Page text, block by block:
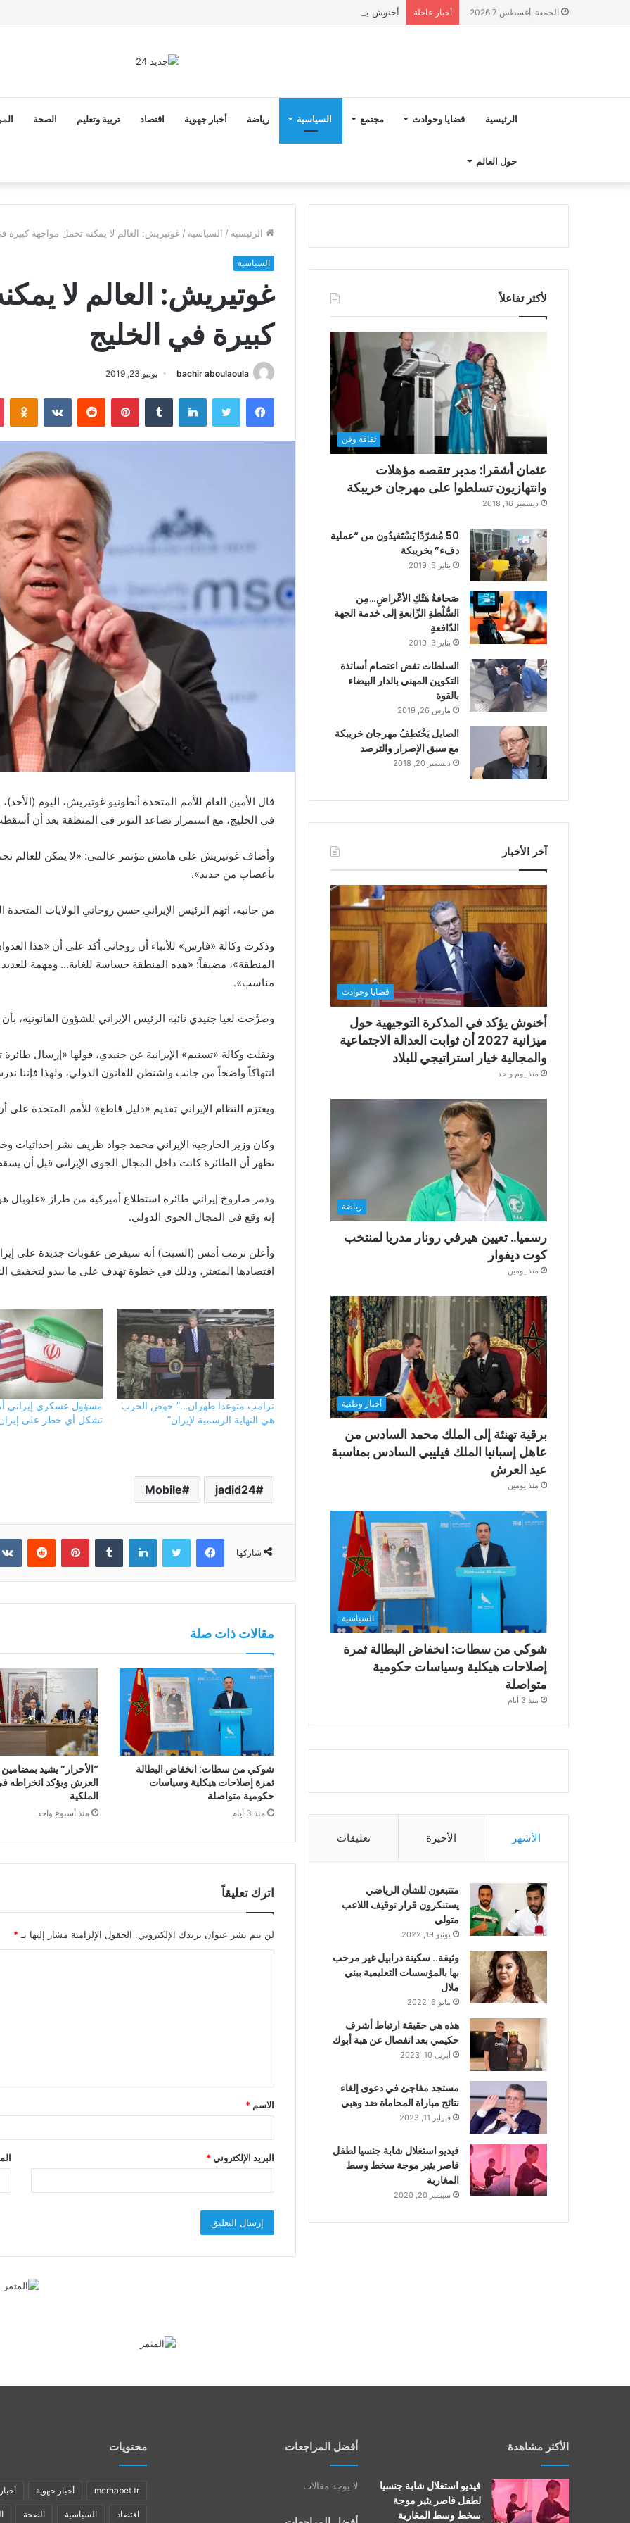
الجمعة, أغسطس 7 2026 أخبار عاجلة أخنوش يؤكد في المذكرة التوجيهية حول ميزانية 2027 أن ثوابت العدالة الاجتماعية والمجالية خيار استراتيجي للبلاد
الرئيسية قضايا وحوادث مجتمع السياسية رياضة أخبار جهوية اقتصاد تربية وتعليم الصحة
حول العالم
الرئيسية / السياسية / غوتيريش: العالم لا يمكنه تحمل مواجهة كبيرة
السياسية
غوتيريش: العالم لا
كبيرة في الخليج
bachir aboulaoula يونيو 23, 2019
فيسبوك تويتر لينكدإن بينتيريست
قال الأمين العام للأمم المتحدة أنطونيو غوتيريش، اليوم
في الخليج، مع استمرار تصاعد التوتر في المنطقة بعد أن
وأضاف غوتيريش على هامش مؤتمر عالمي: «لا يمكن للعالم
بأعصاب من حديد».
من جانبه، اتهم الرئيس الإيراني حسن روحاني الولايات المتحدة
وذكرت وكالة «فارس» للأنباء أن روحاني أكد على أن «هذا
المنطقة»، مضيفاً: «هذه المنطقة حساسة للغاية… ومهمة للعديد
مناسب».
وصرَّحت لعيا جنيدي نائبة الرئيس الإيراني للشؤون القانونية،
ونقلت وكالة «تسنيم» الإيرانية عن جنيدي، قولها «إرسال
انتهاكاً واضحاً من جانب واشنطن للقانون الدولي، ولهذا فإننا
ويعتزم النظام الإيراني تقديم «دليل قاطع» للأمم المتحدة
وكان وزير الخارجية الإيراني محمد جواد ظريف نشر إحداثيات
تظهر أن الطائرة كانت داخل المجال الجوي الإيراني قبل أن
ودمر صاروخ إيراني طائرة استطلاع أميركية من طراز
إنه وقع في المجال الجوي الدولي.
وأعلن ترمب أمس (السبت) أنه سيفرض عقوبات جديدة على
اقتصادها المتعثر، وذلك في خطوة تهدف على ما يبدو لتخفيف
ترامب متوعدا طهران…” خوض الحرب
هي النهاية الرسمية لإيران”
مسؤول عسكري إيراني
تشكل أي خطر على
jadid24
Mobile
شاركها
فيسبوك تويتر لينكدإن بينتيريست
مقالات ذات صلة
شوكي من سطات: انخفاض البطالة
ثمرة إصلاحات هيكلية وسياسات
حكومية متواصلة
منذ 3 أيام
“الأحرار” يشيد
العرش ويؤكد انخراطه
الملكية
منذ أسبوع واحد
اترك تعليقاً
لن يتم نشر عنوان بريدك الإلكتروني. الحقول الإلزامية مشار إليها بـ*
ق
*
الاسم *
البريد الإلكتروني*
لأكثر تفاعلاً
ثقافة وفن
عثمان أشقرا: مدير تنقصه مؤهلات
وانتهازيون تسلطوا على مهرجان خريبكة
ديسمبر 16, 2018
50 مُشرّدًا يَسْتَفيدُون من “عملية
دفء” بخريبكة
يناير 5, 2019
صَحافةُ هَتْكِ الأعْراضِ…مِن
السُّلْطةِ الرِّابعةِ إلى خدمة الجهة
الدّافعةِ
يناير 3, 2019
السلطات تفض اعتصام أساتذة
التكوين المهني بالدار البيضاء
بالقوة
مارس 26, 2019
الصايل يَخْتَطِفُ مهرجان خريبكة
مع سبق الإصرار والترصد
ديسمبر 20, 2018
آخر الأخبار
قضايا وحوادث
أخنوش يؤكد في المذكرة التوجيهية حول
ميزانية 2027 أن ثوابت العدالة الاجتماعية
والمجالية خيار استراتيجي للبلاد
منذ يوم واحد
رياضة
رسميا.. تعيين هيرفي رونار مدربا لمنتخب
كوت ديفوار
منذ يومين
أخبار وطنية
برقية تهنئة إلى الملك محمد السادس من
عاهل إسبانيا الملك فيليبي السادس بمناسبة
عيد العرش
منذ يومين
السياسية
شوكي من سطات: انخفاض البطالة ثمرة
إصلاحات هيكلية وسياسات حكومية
متواصلة
منذ 3 أيام
الأشهر الأخيرة تعليقات
متتبعون للشأن الرياضي
يستنكرون قرار توقيف اللاعب
متولي
يونيو 19, 2022
وثيقة.. سكينة درابيل غير مرحب
بها بالمؤسسات التعليمية ببني
ملال
مايو 6, 2022
هذه هي حقيقة ارتباط أشرف
حكيمي بعد انفصال عن هبة أبوك
أبريل 10, 2023
مستجد مفاجئ في دعوى إلغاء
نتائج مباراة المحاماة ضد وهبي
فبراير 11, 2023
فيديو استغلال شابة جنسيا لطفل
قاصر يثير موجة سخط وسط
المغاربة
سبتمبر 20, 2020
الأكثر مشاهدة
فيديو استغلال شابة جنسيا
لطفل قاصر يثير موجة
سخط وسط المغاربة
أفضل المراجعات
لا يوجد مقالات
محتويات
merhabet tr أخبار جهوية
اقتصاد السياسية الصحة